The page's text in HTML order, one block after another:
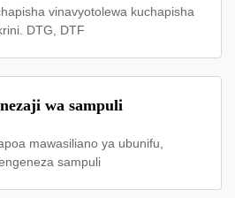
vinavyotolewa kuchapisha
DTG, DTF
wa sampuli
mawasiliano ya ubunifu,
sampuli